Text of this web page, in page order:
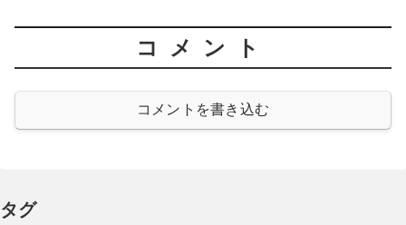
コメント
コメントを書き込む
タグ